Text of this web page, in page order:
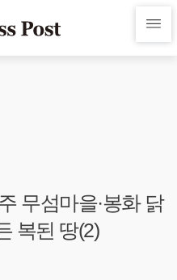
무섬마을·봉화 닭
복된 땅(2)